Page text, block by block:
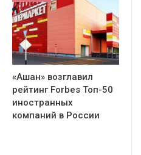
«Ашан» возглавил
рейтинг Forbes Топ-50
иностранных
компаний в России